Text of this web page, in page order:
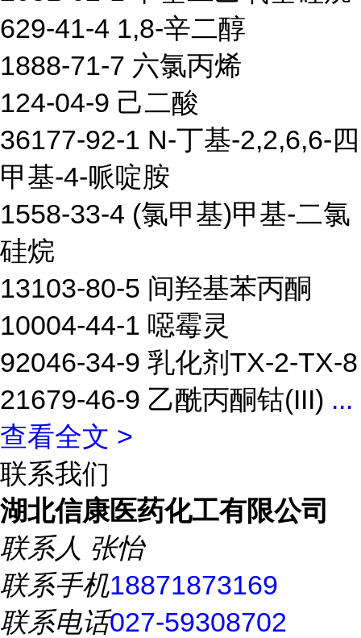
629-41-4 1,8-辛二醇
1888-71-7 六氯丙烯
124-04-9 己二酸
36177-92-1 N-丁基-2,2,6,6-四
甲基-4-哌啶胺
1558-33-4 (氯甲基)甲基-二氯
硅烷
13103-80-5 间羟基苯丙酮
10004-44-1 噁霉灵
92046-34-9 乳化剂TX-2-TX-8
21679-46-9 乙酰丙酮钴(III) ...
查看全文 >
联系我们
湖北信康医药化工有限公司
联系人 张怡
联系手机18871873169
联系电话027-59308702